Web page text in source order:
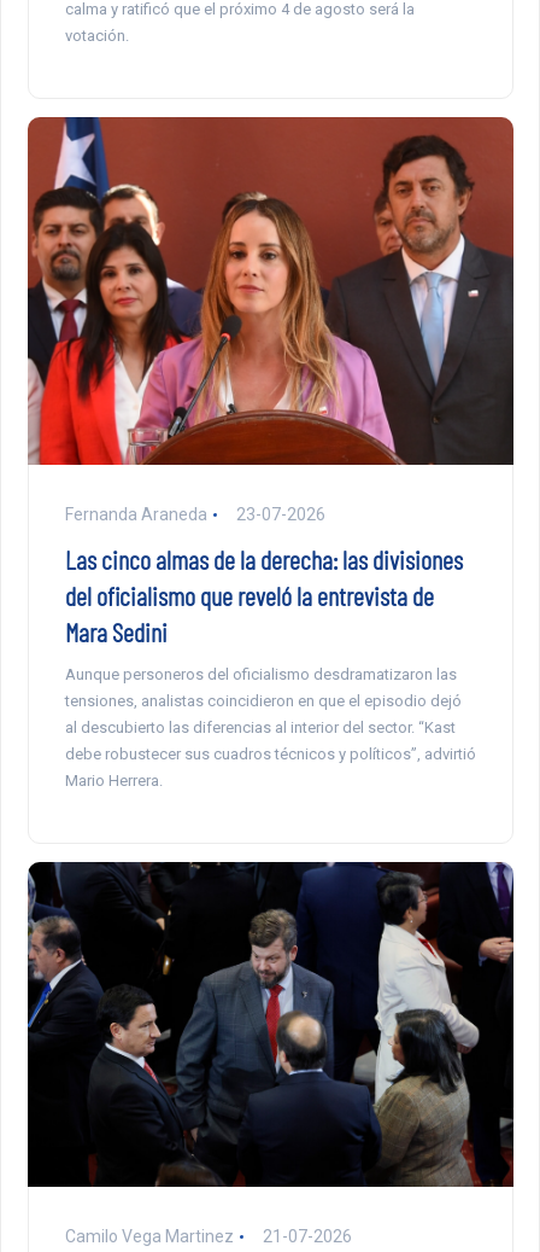
calma y ratificó que el próximo 4 de agosto será la
votación.
Fernanda Araneda 23-07-2026
Las cinco almas de la derecha: las divisiones
del oficialismo que reveló la entrevista de
Mara Sedini
Aunque personeros del oficialismo desdramatizaron las
tensiones, analistas coincidieron en que el episodio dejó
al descubierto las diferencias al interior del sector. “Kast
debe robustecer sus cuadros técnicos y políticos”, advirtió
Mario Herrera.
Camilo Vega Martinez 21-07-2026